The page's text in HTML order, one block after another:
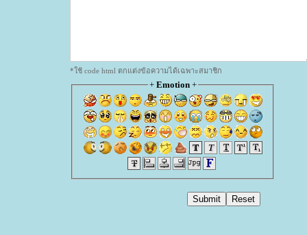
*ใช้ code html ตกแต่งข้อความได้เฉพาะสมาชิก
+ Emotion+